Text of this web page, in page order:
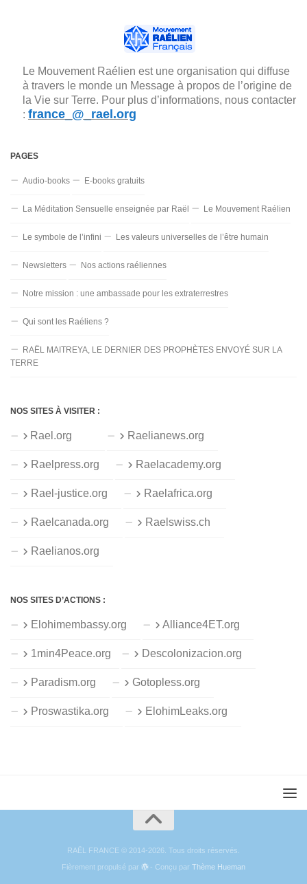
Le Mouvement Raélien est une organisation qui diffuse
à travers le monde un Message à propos de l’origine de
la Vie sur Terre. Pour plus d’informations, nous contacter
: france_@_rael.org
PAGES
Audio-books E-books gratuits
La Méditation Sensuelle enseignée par Raël Le Mouvement Raélien
Le symbole de l’infini Les valeurs universelles de l’être humain
Newsletters Nos actions raéliennes
Notre mission : une ambassade pour les extraterrestres
Qui sont les Raéliens ?
RAËL MAITREYA, LE DERNIER DES PROPHÈTES ENVOYÉ SUR LA
TERRE
NOS SITES À VISITER :
Rael.org Raelianews.org
Raelpress.org Raelacademy.org
Rael-justice.org Raelafrica.org
Raelcanada.org Raelswiss.ch
Raelianos.org
NOS SITES D’ACTIONS :
Elohimembassy.org Alliance4ET.org
1min4Peace.org Descolonizacion.org
Paradism.org Gotopless.org
Proswastika.org ElohimLeaks.org
RAËL FRANCE © 2014-2026. Tous droits réservés.
Fièrement propulsé par
- Conçu parThème Hueman